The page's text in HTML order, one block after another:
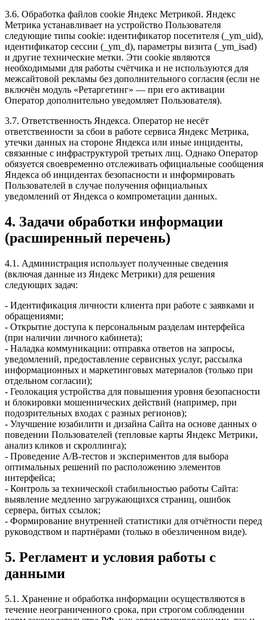
3.6. Обработка файлов cookie Яндекс Метрикой. Яндекс
Метрика устанавливает на устройство Пользователя
следующие типы cookie: идентификатор посетителя (_ym_uid),
идентификатор сессии (_ym_d), параметры визита (_ym_isad)
и другие технические метки. Эти cookie являются
необходимыми для работы счётчика и не используются для
межсайтовой рекламы без дополнительного согласия (если не
включён модуль «Ретаргетинг» — при его активации
Оператор дополнительно уведомляет Пользователя).
3.7. Ответственность Яндекса. Оператор не несёт
ответственности за сбои в работе сервиса Яндекс Метрика,
утечки данных на стороне Яндекса или иные инциденты,
связанные с инфраструктурой третьих лиц. Однако Оператор
обязуется своевременно отслеживать официальные сообщения
Яндекса об инцидентах безопасности и информировать
Пользователей в случае получения официальных
уведомлений от Яндекса о компрометации данных.
4. Задачи обработки информации
(расширенный перечень)
4.1. Администрация использует полученные сведения
(включая данные из Яндекс Метрики) для решения
следующих задач:
- Идентификация личности клиента при работе с заявками и
обращениями;
- Открытие доступа к персональным разделам интерфейса
(при наличии личного кабинета);
- Наладка коммуникации: отправка ответов на запросы,
уведомлений, предоставление сервисных услуг, рассылка
информационных и маркетинговых материалов (только при
отдельном согласии);
- Геолокация устройства для повышения уровня безопасности
и блокировки мошеннических действий (например, при
подозрительных входах с разных регионов);
- Улучшение юзабилити и дизайна Сайта на основе данных о
поведении Пользователей (тепловые карты Яндекс Метрики,
анализ кликов и скроллинга);
- Проведение A/B-тестов и экспериментов для выбора
оптимальных решений по расположению элементов
интерфейса;
- Контроль за технической стабильностью работы Сайта:
выявление медленно загружающихся страниц, ошибок
сервера, битых ссылок;
- Формирование внутренней статистики для отчётности перед
руководством и партнёрами (только в обезличенном виде).
5. Регламент и условия работы с
данными
5.1. Хранение и обработка информации осуществляются в
течение неограниченного срока, при строгом соблюдении